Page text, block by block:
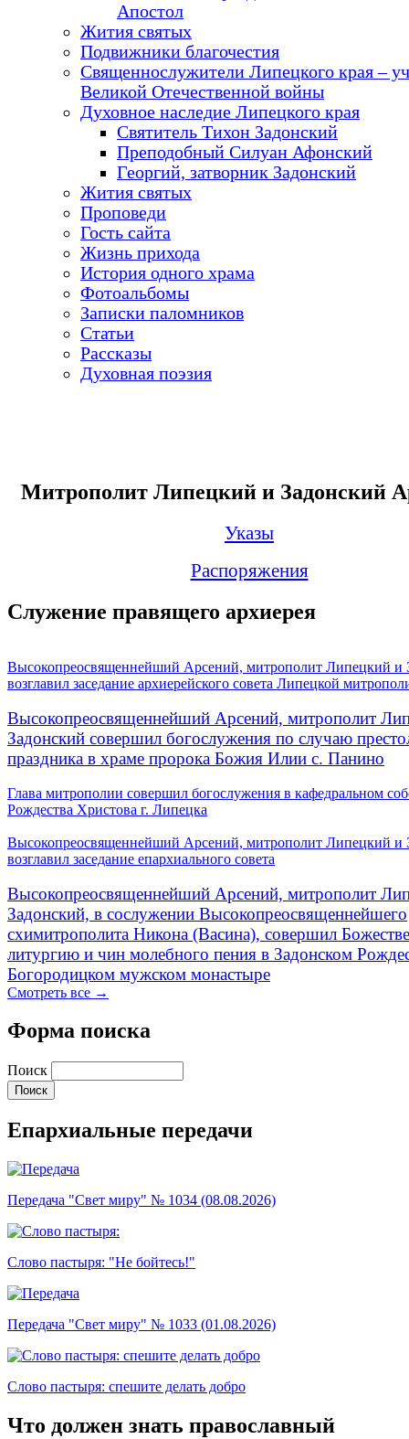
Апостол
Жития святых
Подвижники благочестия
Священнослужители Липецкого края –
Великой Отечественной войны
Духовное наследие Липецкого края
Святитель Тихон Задонский
Преподобный Силуан Афонский
Георгий, затворник Задонский
Жития святых
Проповеди
Гость сайта
Жизнь прихода
История одного храма
Фотоальбомы
Записки паломников
Статьи
Рассказы
Духовная поэзия
Митрополит Липецкий и Задонский
Указы
Распоряжения
Служение правящего архиерея
Высокопреосвященнейший Арсений, митрополит Липецкий и
возглавил заседание архиерейского совета Липецкой
Высокопреосвященнейший Арсений, митрополит
Задонский совершил богослужения по случаю
праздника в храме пророка Божия Илии с. Панино
Глава митрополии совершил богослужения в кафедральном
Рождества Христова г. Липецка
Высокопреосвященнейший Арсений, митрополит Липецкий и
возглавил заседание епархиального совета
Высокопреосвященнейший Арсений, митрополит
Задонский, в сослужении Высокопреосвященнейшего
схимитрополита Никона (Васина), совершил
литургию и чин молебного пения в Задонском
Богородицком мужском монастыре
Смотреть все →
Форма поиска
Поиск
Епархиальные передачи
Передача "Свет миру" № 1034 (08.08.2026)
Слово пастыря: "Не бойтесь!"
Передача "Свет миру" № 1033 (01.08.2026)
Слово пастыря: спешите делать добро
Что должен знать православный